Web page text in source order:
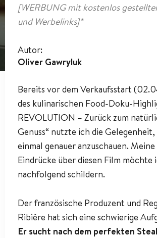
[WERBUNG mit kostenlos
und Werbelinks]*
Autor:
Oliver Gawryluk
Bereits vor dem Verkaufsstart
des kulinarischen Food-Doku-
REVOLUTION – Zurück zum
Genuss“ nutzte ich die
einmal genauer anzuschauen.
Eindrücke über diesen Film möchte
nachfolgend schildern.
Der französische Produzent und
Ribière hat sich eine schwierige
Er sucht nach dem perfekten